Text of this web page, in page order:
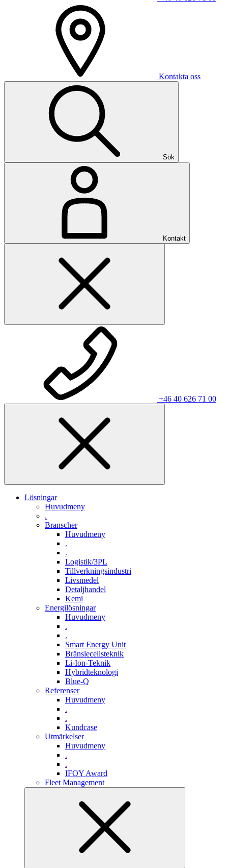
Kontakta oss
Sök
Kontakt
+46 40 626 71 00
Lösningar
Huvudmeny
.
Branscher
Huvudmeny
.
.
Logistik/3PL
Tillverkningsindustri
Livsmedel
Detaljhandel
Kemi
Energilösningar
Huvudmeny
.
.
Smart Energy Unit
Bränslecellsteknik
Li-Ion-Teknik
Hybridteknologi
Blue-Q
Referenser
Huvudmeny
.
.
Kundcase
Utmärkelser
Huvudmeny
.
.
IFOY Award
Fleet Management